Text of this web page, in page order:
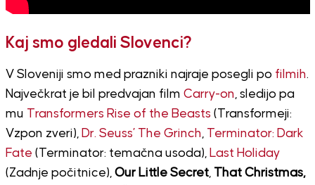
Kaj smo gledali Slovenci?
V Sloveniji smo med prazniki najraje posegli po filmih.
Največkrat je bil predvajan film Carry-on, sledijo pa
mu Transformers Rise of the Beasts (Transformeji:
Vzpon zveri), Dr. Seuss’ The Grinch, Terminator: Dark
Fate (Terminator: temačna usoda), Last Holiday
(Zadnje počitnice), Our Little Secret, That Christmas,